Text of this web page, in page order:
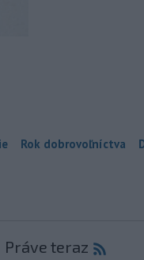
Rok dobrovoľníctva
Práve teraz